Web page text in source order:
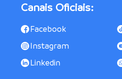
Canais Oficiais:
Facebook
Instagram
Linkedin